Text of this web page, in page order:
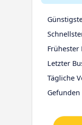
Frühester
Letzter
Tägliche
Gefunden